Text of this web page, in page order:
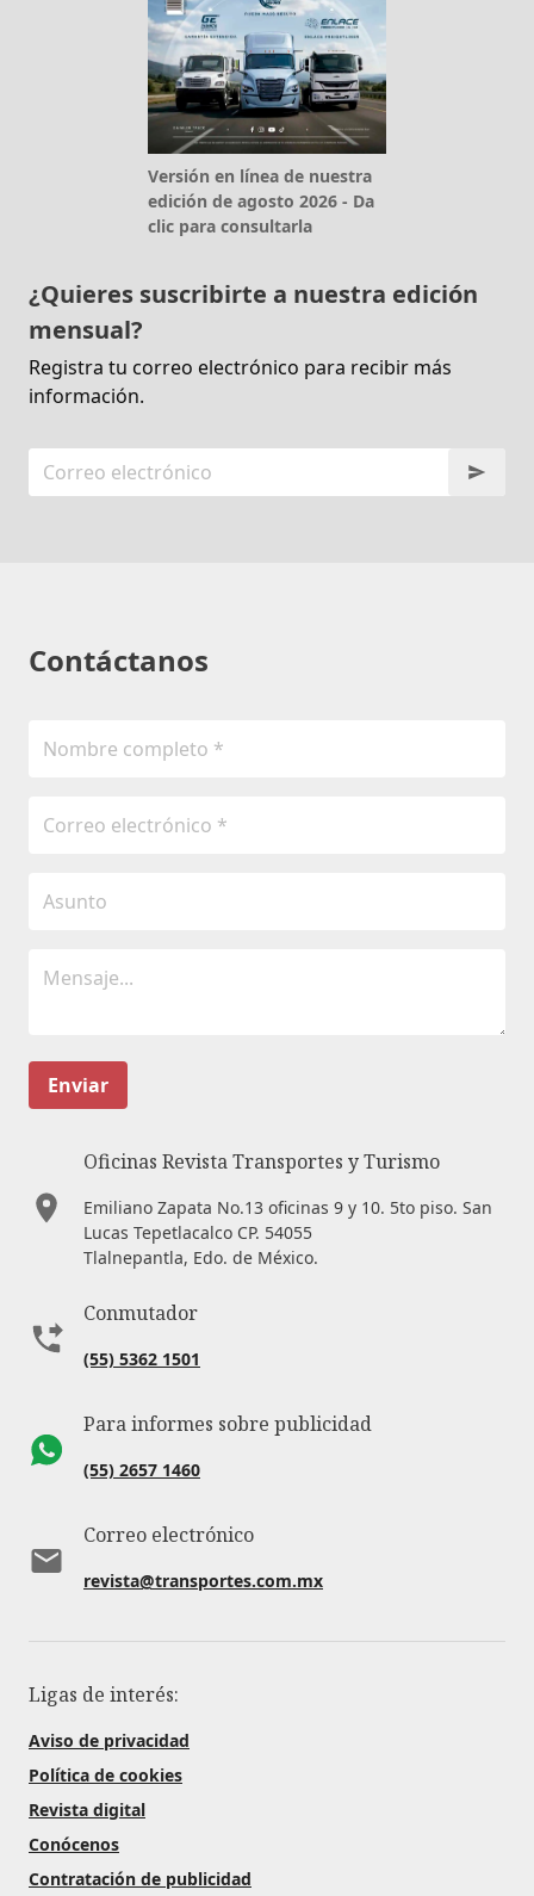
Versión en línea de nuestra
edición de agosto 2026 - Da
clic para consultarla
¿Quieres suscribirte a nuestra edición
mensual?
Registra tu correo electrónico para recibir más
información.
Contáctanos
Enviar
Oficinas Revista Transportes y Turismo
Emiliano Zapata No.13 oficinas 9 y 10. 5to piso. San
Lucas Tepetlacalco CP. 54055
Tlalnepantla, Edo. de México.
Conmutador
(55) 5362 1501
Para informes sobre publicidad
(55) 2657 1460
Correo electrónico
revista@transportes.com.mx
Ligas de interés:
Aviso de privacidad
Política de cookies
Revista digital
Conócenos
Contratación de publicidad